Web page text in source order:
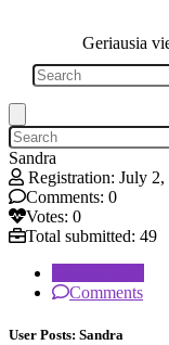
Geriausia
Sandra
Registration: July 2,
Comments: 0
Votes: 0
Total submitted: 49
Comments
User Posts: Sandra